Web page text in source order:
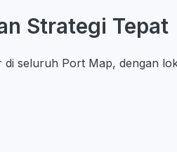
Strategi Tepat
seluruh Port Map, dengan